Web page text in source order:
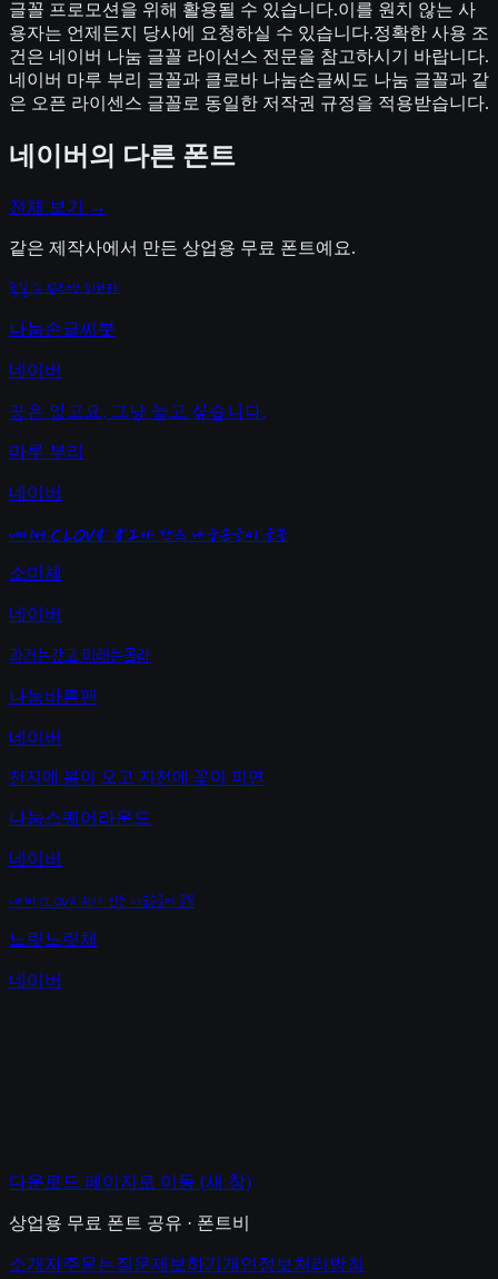
글꼴 프로모션을 위해 활용될 수 있습니다.이를 원치 않는 사
용자는 언제든지 당사에 요청하실 수 있습니다.정확한 사용 조
건은 네이버 나눔 글꼴 라이선스 전문을 참고하시기 바랍니다.
네이버 마루 부리 글꼴과 클로바 나눔손글씨도 나눔 글꼴과 같
은 오픈 라이센스 글꼴로 동일한 저작권 규정을 적용받습니다.
네이버 의 다른 폰트
전체 보기 →
같은 제작사에서 만든 상업용 무료 폰트예요.
즐길 수 없으면 피하라
나눔손글씨붓
네이버
꿈은 없고요. 그냥 놀고 싶습니다.
마루 부리
네이버
네이버 CLOVA AI가 만든 나눔손글씨 글꼴
소미체
네이버
과거는갔고 미래는몰라
나눔바른펜
네이버
천지에 봄이 오고 지천에 꽃이 피면
나눔스퀘어라운드
네이버
네이버 CLOVA AI가 만든 나눔손글씨 글꼴
느릿느릿체
네이버
다운로드 페이지로 이동 (새 창)
상업용 무료 폰트 공유 · 폰트비
소개 자주묻는질문제보하기 개인정보처리방침